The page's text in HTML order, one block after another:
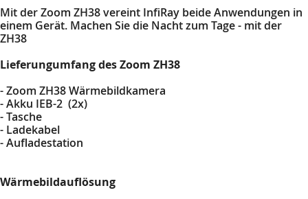
Mit der Zoom ZH38 vereint InfiRay beide Anwendungen in
einem Gerät. Machen Sie die Nacht zum Tage - mit der
ZH38
Lieferungumfang des Zoom ZH38
- Zoom ZH38 Wärmebildkamera
- Akku IEB-2 (2x)
- Tasche
- Ladekabel
- Aufladestation
Wärmebildauflösung